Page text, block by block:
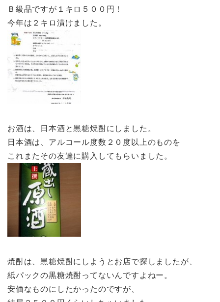
Ｂ級品ですが１キロ５００円！
今年は２キロ漬けました。
お酒は、日本酒と黒糖焼酎にしました。
日本酒は、アルコール度数２０度以上のものを
これまたその友達に購入してもらいました。
焼酎は、黒糖焼酎にしようとお店で探しましたが、
紙パックの黒糖焼酎ってないんですよねー。
安価なものにしたかったのですが、